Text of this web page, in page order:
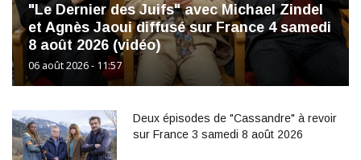
"Le Dernier des Juifs" avec Michael Zindel
et Agnès Jaoui diffusé sur France 4 samedi
8 août 2026 (vidéo)
06 août 2026 - 11:57
Deux épisodes de "Cassandre" à revoir
sur France 3 samedi 8 août 2026